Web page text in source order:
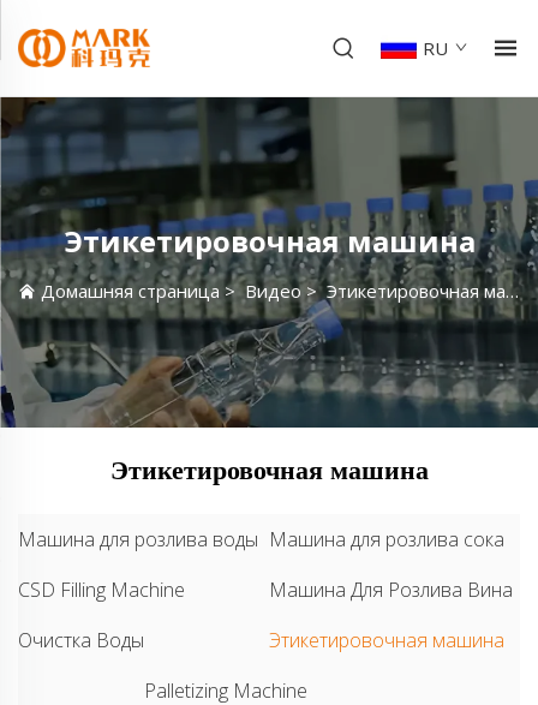
RU
Этикетировочная машина
Домашняя страница >Видео>Этикетировочная машина
Этикетировочная машина
Машина для розлива воды Машина для розлива сока
CSD Filling Machine
Машина Для Розлива Вина
Очистка Воды
Этикетировочная машина
Palletizing Machine